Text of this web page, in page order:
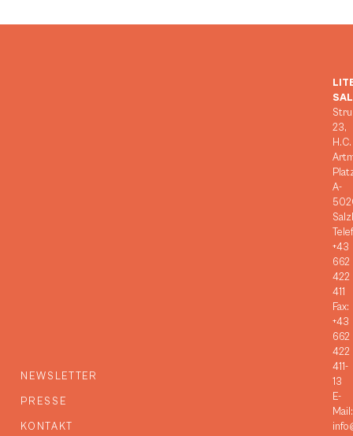
NEWSLETTER
PRESSE
KONTAKT
23,
H.C.
A-
+43
662
422
411
Fax:
+43
662
422
411-
13
E-
Mail: